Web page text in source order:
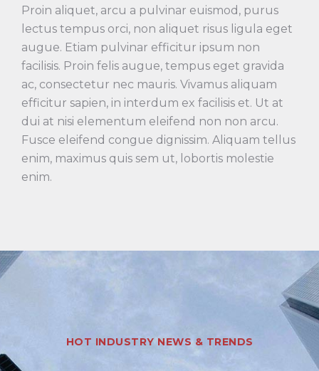
Proin aliquet, arcu a pulvinar euismod, purus
lectus tempus orci, non aliquet risus ligula eget
augue. Etiam pulvinar efficitur ipsum non
facilisis. Proin felis augue, tempus eget gravida
ac, consectetur nec mauris. Vivamus aliquam
efficitur sapien, in interdum ex facilisis et. Ut at
dui at nisi elementum eleifend non non arcu.
Fusce eleifend congue dignissim. Aliquam tellus
enim, maximus quis sem ut, lobortis molestie
enim.
HOT INDUSTRY NEWS & TRENDS